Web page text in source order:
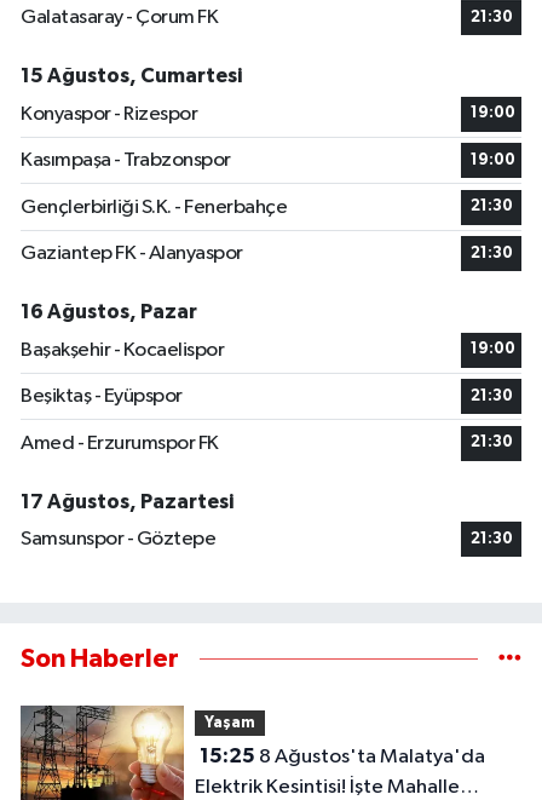
Galatasaray - Çorum FK
21:30
15 Ağustos, Cumartesi
Konyaspor - Rizespor
19:00
Kasımpaşa - Trabzonspor 19:00
Gençlerbirliği S.K. - Fenerbahçe 21:30
Gaziantep FK - Alanyaspor 21:30
16 Ağustos, Pazar
Başakşehir - Kocaelispor
19:00
Beşiktaş - Eyüpspor 21:30
Amed - Erzurumspor FK 21:30
17 Ağustos, Pazartesi
Samsunspor - Göztepe
21:30
Son Haberler
Yaşam
15:25
Elektrik Kesintisi! İşte Mahalle